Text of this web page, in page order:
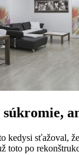
súkromie,
kedysi sťažoval,
toto po